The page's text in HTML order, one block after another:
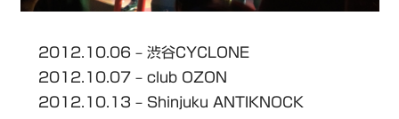
2012.10.06 – 渋谷CYCLONE
2012.10.07 – club OZON
2012.10.13 – Shinjuku ANTIKNOCK